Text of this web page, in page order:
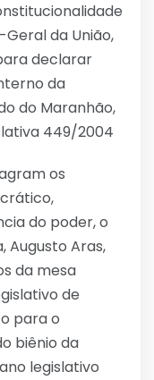
da União,
declarar
da
do Maranhão,
449/2004
os
do poder, o
Augusto Aras,
da mesa
de
para o
biênio da
legislativo